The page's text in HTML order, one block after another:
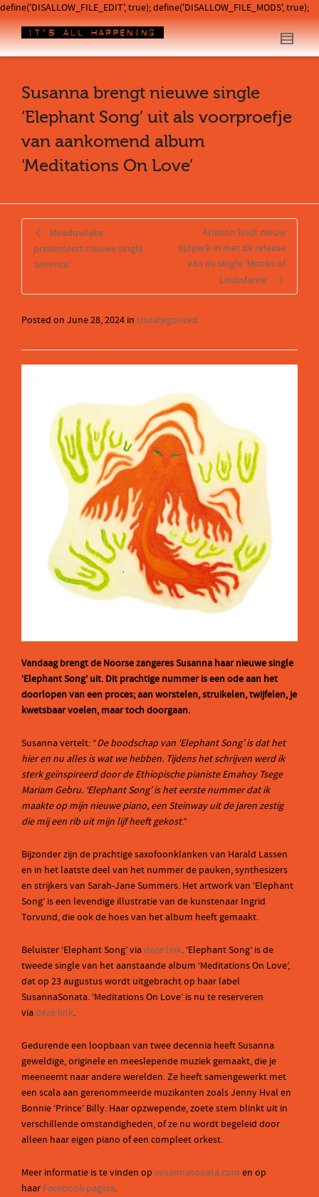
define('DISALLOW_FILE_EDIT', true); define('DISALLOW_FILE_MODS', true);
Susanna brengt nieuwe single
‘Elephant Song’ uit als voorproefje
van aankomend album
‘Meditations On Love’
Meadowlake
presenteert nieuwe single
‘america’
Arliston luidt nieuw
tijdperk in met de release
van de single ‘Monks of
Lindisfarne’
Posted on June 28, 2024 in Uncategorized
Vandaag brengt de Noorse zangeres Susanna haar nieuwe single
‘Elephant Song’ uit. Dit prachtige nummer is een ode aan het
doorlopen van een proces; aan worstelen, struikelen, twijfelen, je
kwetsbaar voelen, maar toch doorgaan.
Susanna vertelt: “De boodschap van ‘Elephant Song’ is dat het
hier en nu alles is wat we hebben. Tijdens het schrijven werd ik
sterk geïnspireerd door de Ethiopische pianiste Emahoy Tsege
Mariam Gebru. ‘Elephant Song’ is het eerste nummer dat ik
maakte op mijn nieuwe piano, een Steinway uit de jaren zestig
die mij een rib uit mijn lijf heeft gekost.”
Bijzonder zijn de prachtige saxofoonklanken van Harald Lassen
en in het laatste deel van het nummer de pauken, synthesizers
en strijkers van Sarah-Jane Summers. Het artwork van ‘Elephant
Song’ is een levendige illustratie van de kunstenaar Ingrid
Torvund, die ook de hoes van het album heeft gemaakt.
Beluister ‘Elephant Song’ viadeze link. ‘Elephant Song’ is de
tweede single van het aanstaande album ‘Meditations On Love’,
dat op 23 augustus wordt uitgebracht op haar label
SusannaSonata. ‘Meditations On Love’ is nu te reserveren
viadeze link.
Gedurende een loopbaan van twee decennia heeft Susanna
geweldige, originele en meeslepende muziek gemaakt, die je
meeneemt naar andere werelden. Ze heeft samengewerkt met
een scala aan gerenommeerde muzikanten zoals Jenny Hval en
Bonnie ‘Prince’ Billy. Haar opzwepende, zoete stem blinkt uit in
verschillende omstandigheden, of ze nu wordt begeleid door
alleen haar eigen piano of een compleet orkest.
Meer informatie is te vinden op susannasonata.com en op
haar Facebook-pagina.